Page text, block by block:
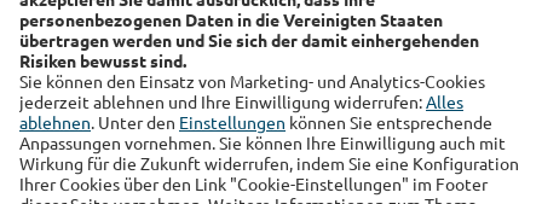
Über uns
Kundenmagazin
Datenschutz Impressum Cookie Einstellungen